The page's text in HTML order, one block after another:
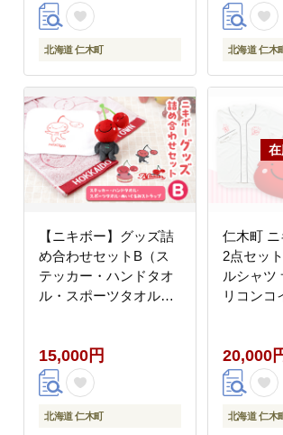
北海道 仁木町
木町 ご当
タオル 雑
品 】[仁
北海道 仁木町
【ニキボー】グッズ詰
め合わせセットB（ス
テッカー・ハンドタオ
ル・スポーツタオル・
ゆるキャラ タオル 雑貨
小物 日用品 】[仁木町
観光協会]
15,000円
北海道 仁木町
仁木町
2点セッ
ルシャツ
リコンコ
雑貨 小物
らんぼ 】
20,000
北海道 仁木町